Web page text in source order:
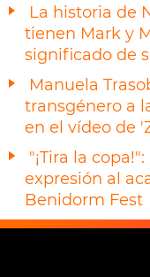
La historia de
tienen Mark y
significado de
Manuela
transgénero a
en el vídeo de
"¡Tira la
expresión al
Benidorm Fest